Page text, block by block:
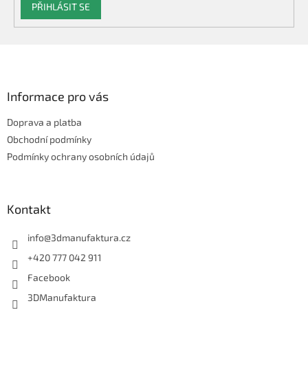
PŘIHLÁSIT SE
Informace pro vás
Doprava a platba
Obchodní podmínky
Podmínky ochrany osobních údajů
Kontakt
info@3dmanufaktura.cz
+420 777 042 911
Facebook
3DManufaktura